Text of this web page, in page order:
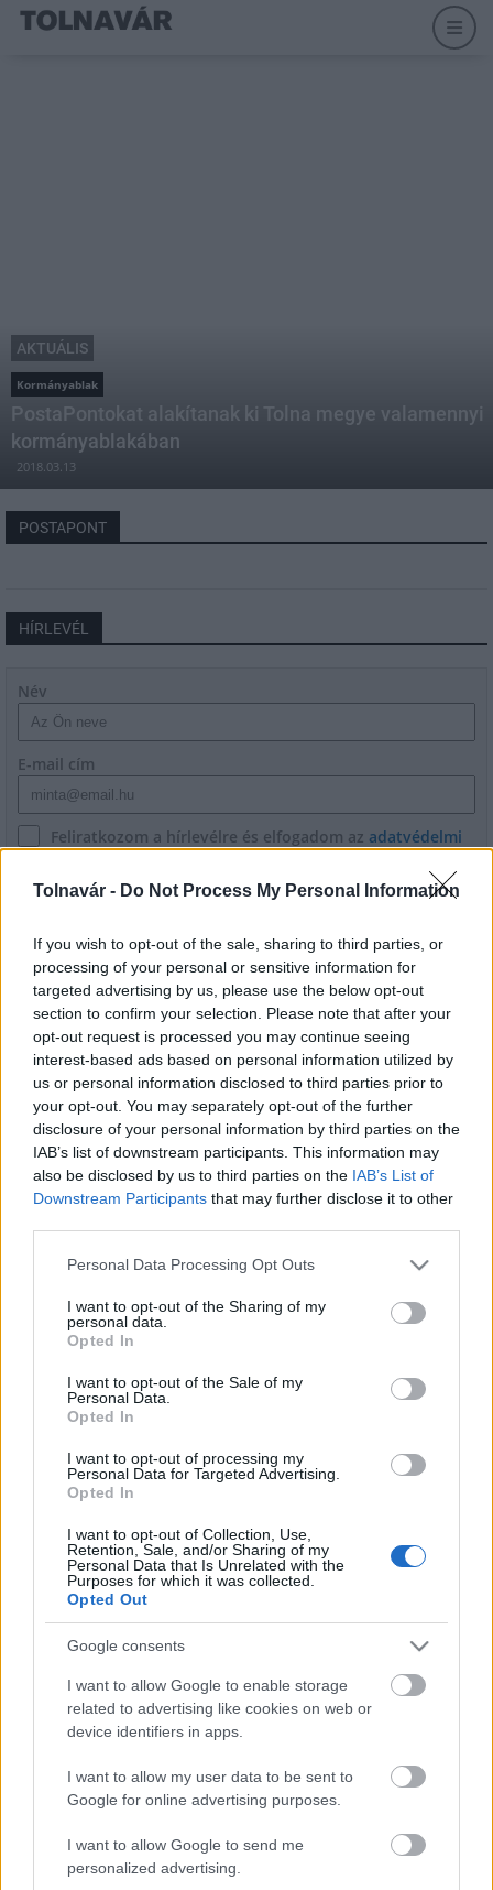
Tolnavár - Do Not Process My Personal Information
If you wish to opt-out of the sale, sharing to third parties, or
processing of your personal or sensitive information for
targeted advertising by us, please use the below opt-out
section to confirm your selection. Please note that after your
opt-out request is processed you may continue seeing
interest-based ads based on personal information utilized by
us or personal information disclosed to third parties prior to
your opt-out. You may separately opt-out of the further
disclosure of your personal information by third parties on the
IAB’s list of downstream participants. This information may
also be disclosed by us to third parties on the IAB’s List of
Downstream Participants that may further disclose it to other
Please note that this website/app uses one or more Google
not limited to your visit or usage behaviour. You may click to
grant or deny consent to Google and its third-party tags to
use your data for below specified purposes in below Google
consent section.
Personal Data Processing Opt Outs
I want to opt-out of the Sharing of my
personal data.
Opted In
I want to opt-out of the Sale of my
Personal Data.
Opted In
I want to opt-out of processing my
Personal Data for Targeted Advertising.
Opted In
I want to opt-out of Collection, Use,
Retention, Sale, and/or Sharing of my
Personal Data that Is Unrelated with the
Purposes for which it was collected.
Opted Out
Google consents
I want to allow Google to enable storage
related to advertising like cookies on web or
device identifiers in apps.
I want to allow my user data to be sent to
Google for online advertising purposes.
I want to allow Google to send me
personalized advertising.
AKTUÁLIS
Kormányablak
PostaPontokat alakítanak ki Tolna megye valamennyi
kormányablakában
2018.03.13
POSTAPONT
HÍRLEVÉL
Név
E-mail cím
Feliratkozom a hírlevélre és elfogadom az adatvédelmi
FELIRATKOZÁS
LEGFRISSEBB
KECSKEMÉTEN IS SZAKIRÁNYÚ
TOVÁBBKÉPZÉSEKKEL ERŐSÍT A GÁL FERENC
EGYETEM
Országos hírek
A lakosságra is fontos szerep hárul a
Országos hírek
FELHASZNÁLTA AZ EMBERISÉG A FÖLD EGÉSZ
ÉVRE ELEGENDŐ ERŐFORRÁSAIT
Helyi hírek
SZEPTEMBERIG ÉLVEZHETJÜK
HIRDETÉS
LEGOLVASOTTABB